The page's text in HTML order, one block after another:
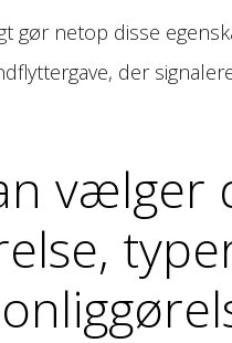
gør netop disse
der
vælger